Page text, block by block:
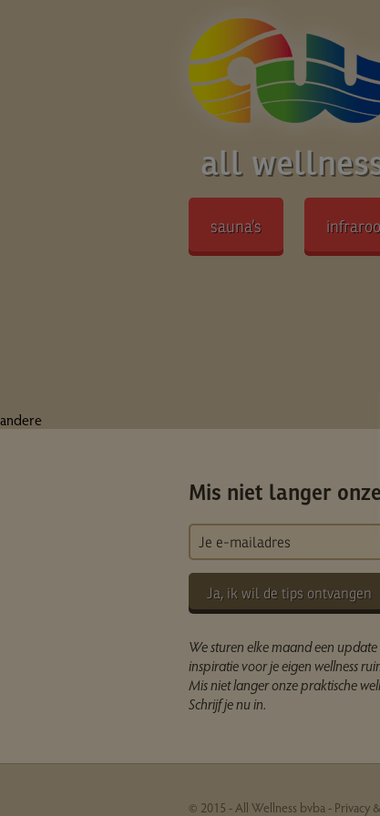
all
sauna’s
andere
Mis niet langer onze
Ja, ik wil de tips ontvangen
We sturen elke maand een update
inspiratie voor je eigen wellness
Mis niet langer onze praktische
Schrijf je nu in.
© 2015 - All Wellness bvba - Privacy